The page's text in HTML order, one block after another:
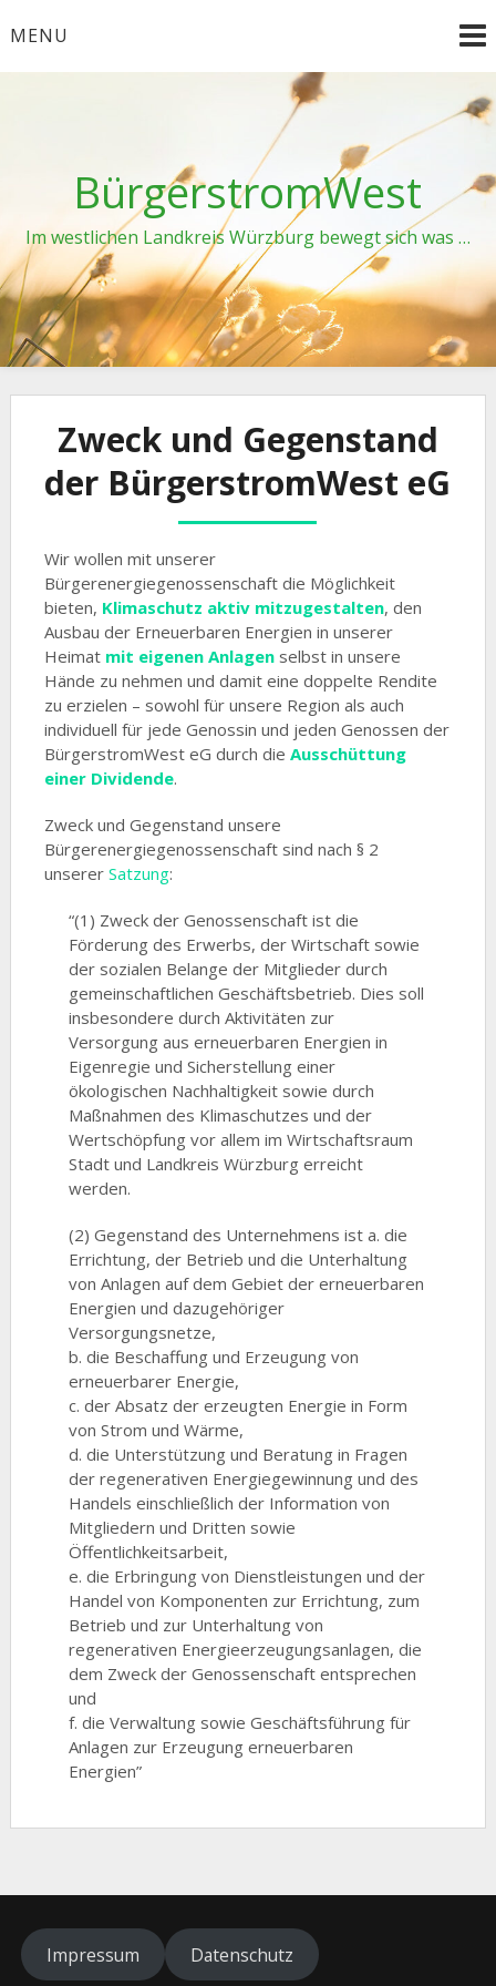
toMENU
BürgerstromWest
Im westlichen Landkreis Würzburg bewegt sich was …
Zweck und Gegenstand
der BürgerstromWest eG
Wir wollen mit unserer
Bürgerenergiegenossenschaft die Möglichkeit
bieten, Klimaschutz aktiv mitzugestalten, den
Ausbau der Erneuerbaren Energien in unserer
Heimat mit eigenen Anlagenselbst in unsere
Hände zu nehmen und damit eine doppelte Rendite
zu erzielen – sowohl für unsere Region als auch
individuell für jede Genossin und jeden Genossen der
BürgerstromWest eG durch die Ausschüttung
einer Dividende.
Zweck und Gegenstand unsere
Bürgerenergiegenossenschaft sind nach § 2
unserer Satzung:
“(1) Zweck der Genossenschaft ist die
Förderung des Erwerbs, der Wirtschaft sowie
der sozialen Belange der Mitglieder durch
gemeinschaftlichen Geschäftsbetrieb. Dies soll
insbesondere durch Aktivitäten zur
Versorgung aus erneuerbaren Energien in
Eigenregie und Sicherstellung einer
ökologischen Nachhaltigkeit sowie durch
Maßnahmen des Klimaschutzes und der
Wertschöpfung vor allem im Wirtschaftsraum
Stadt und Landkreis Würzburg erreicht
werden.
(2) Gegenstand des Unternehmens ist a. die
Errichtung, der Betrieb und die Unterhaltung
von Anlagen auf dem Gebiet der erneuerbaren
Energien und dazugehöriger
Versorgungsnetze,
b. die Beschaffung und Erzeugung von
erneuerbarer Energie,
c. der Absatz der erzeugten Energie in Form
von Strom und Wärme,
d. die Unterstützung und Beratung in Fragen
der regenerativen Energiegewinnung und des
Handels einschließlich der Information von
Mitgliedern und Dritten sowie
Öffentlichkeitsarbeit,
e. die Erbringung von Dienstleistungen und der
Handel von Komponenten zur Errichtung, zum
Betrieb und zur Unterhaltung von
regenerativen Energieerzeugungsanlagen, die
dem Zweck der Genossenschaft entsprechen
und
f. die Verwaltung sowie Geschäftsführung für
Anlagen zur Erzeugung erneuerbaren
Energien”
Impressum Datenschutz